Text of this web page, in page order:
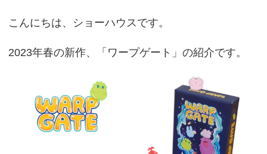
こんにちは、ショーハウスです。
2023年春の新作、「ワープゲート」の紹介です。